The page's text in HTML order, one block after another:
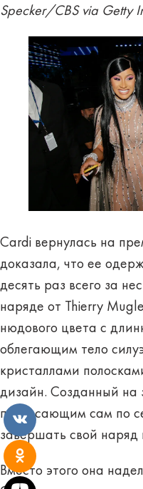
Specker/CBS via Getty
Cardi вернулась на
доказала, что ее
десять раз всего за
наряде от Thierry
нюдового цвета с
облегающим тело
кристаллами
дизайн. Созданный на
потрясающим сам по
завершать свой наряд
Вместо этого она